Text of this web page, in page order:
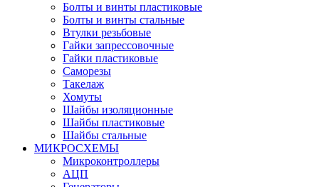
Болты и винты пластиковые
Болты и винты стальные
Втулки резьбовые
Гайки запрессовочные
Гайки пластиковые
Саморезы
Такелаж
Хомуты
Шайбы изоляционные
Шайбы пластиковые
Шайбы стальные
МИКРОСХЕМЫ
Микроконтроллеры
АЦП